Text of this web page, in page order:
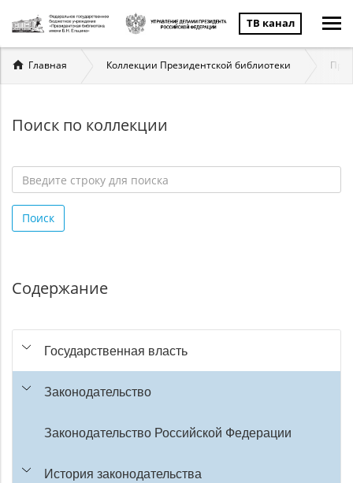
ТВ канал
Вы
здесь
Главная Коллекции Президентской библиотеки
Поиск по коллекции
строку
для
Поиск
Содержание
Государственная власть
Законодательство
Законодательство Российской Федерации
История законодательства